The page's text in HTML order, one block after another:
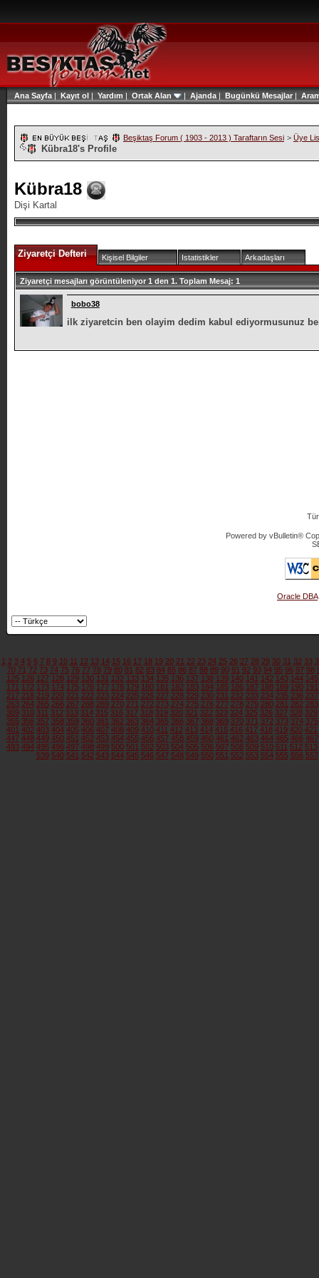
Ana Sayfa | Kayıt ol | Yardım | Ortak Alan | Ajanda | Bugünkü Mesajlar|
Beşiktaş Forum ( 1903 - 2013 ) Taraftarın Sesi > Üye
Kübra18's Profile
Kübra18
Dişi Kartal
Ziyaretçi Defteri Kişisel Bilgiler Istatistikler Arkadaşları
Ziyaretçi mesajları görüntüleniyor 1 den 1.Toplam Mesaj: 1
bobo38
ilk ziyaretcin ben olayim dedim kabul ediyormusunuz
Powered by vBulletin®
Oracle DBA
1 2 3 4 5 6 7 8 9 10 11 12 13 14 15 16 17 18 19 20 21 22 23 24 25 26 27 28 29 30 31 32 33
70 71 72 73 74 75 76 77 78 79 80 81 82 83 84 85 86 87 88 89 90 91 92 93 94 95 96 97 98
125 126 127 128 129 130 131 132 133 134 135 136 137 138 139 140 141 142 143 144 145
171 172 173 174 175 176 177 178 179 180 181 182 183 184 185 186 187 188 189 190 191
217 218 219 220 221 222 223 224 225 226 227 228 229 230 231 232 233 234 235 236 237
263 264 265 266 267 268 269 270 271 272 273 274 275 276 277 278 279 280 281 282 283
309 310 311 312 313 314 315 316 317 318 319 320 321 322 323 324 325 326 327 328 329
355 356 357 358 359 360 361 362 363 364 365 366 367 368 369 370 371 372 373 374 375
401 402 403 404 405 406 407 408 409 410 411 412 413 414 415 416 417 418 419 420 421
447 448 449 450 451 452 453 454 455 456 457 458 459 460 461 462 463 464 465 466 467
493 494 495 496 497 498 499 500 501 502 503 504 505 506 507 508 509 510 511 512 513
539 540 541 542 543 544 545 546 547 548 549 550 551 552 553 554 555 556 557